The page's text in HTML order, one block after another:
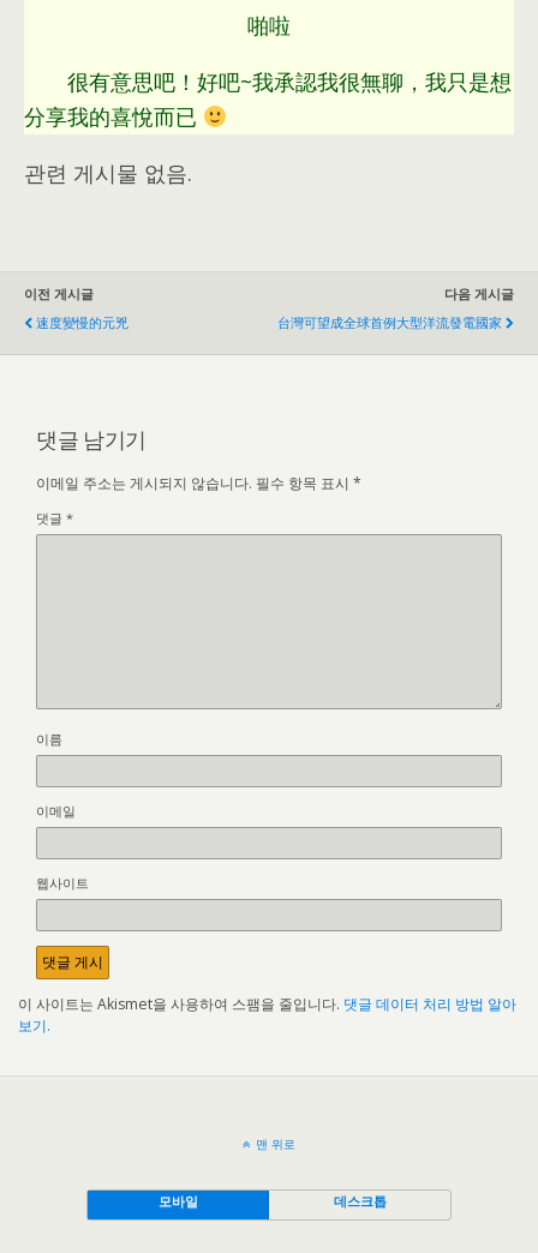
啪啦
很有意思吧！好吧~我承認我很無聊 ， 我只是想
分享我的喜悅而已
관련 게시물 없음.
이전 게시글
速度變慢的元兇
다음 게시글
台灣可望成全球首例大型洋流發電國家
댓글 남기기
이메일 주소는 게시되지 않습니다. 필수 항목 표시 *
댓글 *
이름
이메일
웹사이트
이 사이트는 Akismet을 사용하여 스팸을 줄입니다. 댓글 데이터 처리 방법 알아
보기.
맨 위로
모바일 데스크톱